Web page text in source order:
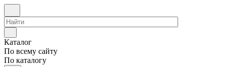
Каталог
По всему сайту
По каталогу